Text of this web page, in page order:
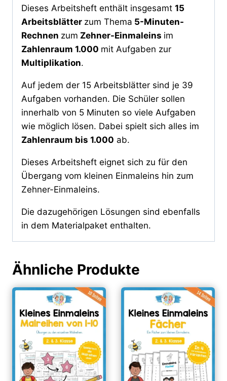
Dieses Arbeitsheft enthält insgesamt 15
Arbeitsblätter zum Thema 5-Minuten-
Rechnen zum Zehner-Einmaleins im
Zahlenraum 1.000 mit Aufgaben zur
Multiplikation.
Auf jedem der 15 Arbeitsblätter sind je 39
Aufgaben vorhanden. Die Schüler sollen
innerhalb von 5 Minuten so viele Aufgaben
wie möglich lösen. Dabei spielt sich alles im
Zahlenraum bis 1.000 ab.
Dieses Arbeitsheft eignet sich zu für den
Übergang vom kleinen Einmaleins hin zum
Zehner-Einmaleins.
Die dazugehörigen Lösungen sind ebenfalls
in dem Materialpaket enthalten.
Ähnliche Produkte